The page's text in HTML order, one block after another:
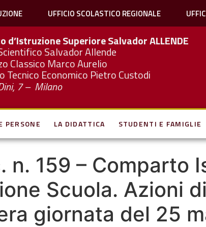
UFFICIO SCOLASTICO REGIONALE
d’Istruzione Superiore SalvadorALLENDE
Salvador Allende
Classico Marco Aurelio
Tecnico Economico Pietro Custodi
7 – Milano
PERSONE LA DIDATTICA STUDENTI E FAMIGLIE
n. 159 – Comparto
Scuola. Azioni
giornata del 25